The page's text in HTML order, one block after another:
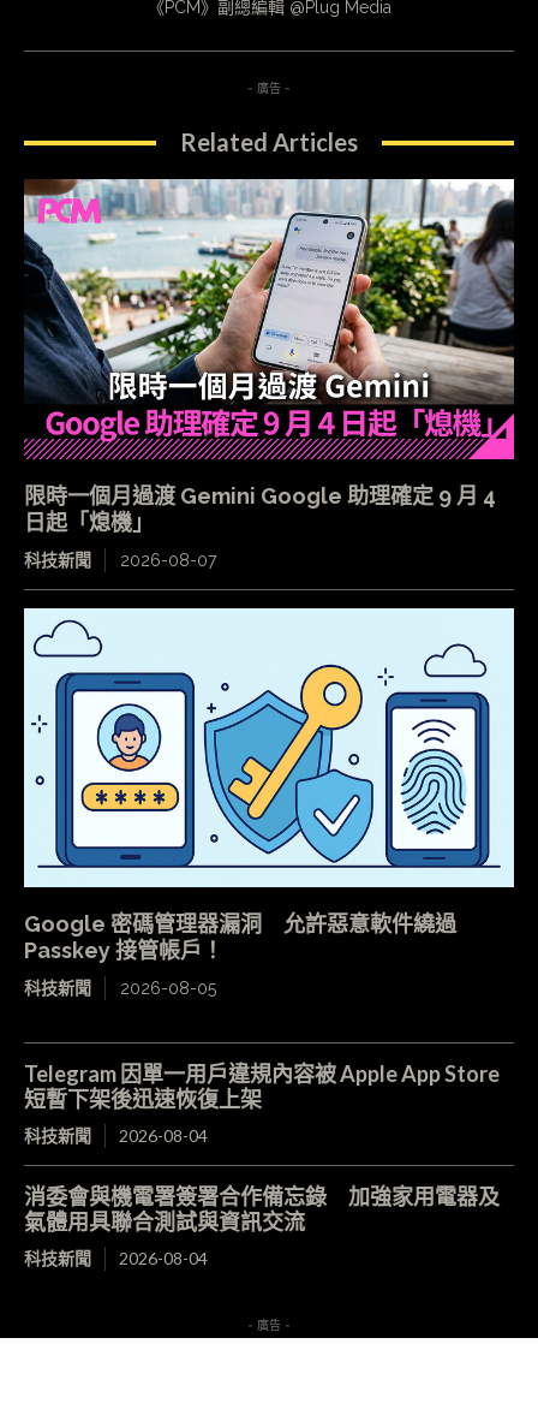
《PCM》副總編輯 @Plug Media
- 廣告 -
Related Articles
限時一個月過渡 Gemini Google 助理確定 9 月 4
日起「熄機」
科技新聞 2026-08-07
Google 密碼管理器漏洞 允許惡意軟件繞過
Passkey 接管帳戶！
科技新聞 2026-08-05
Telegram 因單一用戶違規內容被 Apple App Store
短暫下架後迅速恢復上架
科技新聞 2026-08-04
消委會與機電署簽署合作備忘錄 加強家用電器及
氣體用具聯合測試與資訊交流
科技新聞 2026-08-04
- 廣告 -